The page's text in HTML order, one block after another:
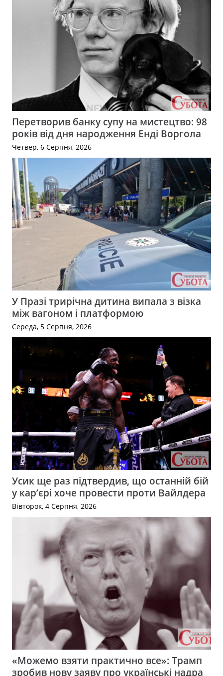
Перетворив банку супу на мистецтво: 98
років від дня народження Енді Воргола
Четвер, 6 Серпня, 2026
У Празі трирічна дитина випала з візка
між вагоном і платформою
Середа, 5 Серпня, 2026
Усик ще раз підтвердив, що останній бій
у кар’єрі хоче провести проти Вайлдера
Вівторок, 4 Серпня, 2026
«Можемо взяти практично все»: Трамп
зробив нову заяву про українські надра